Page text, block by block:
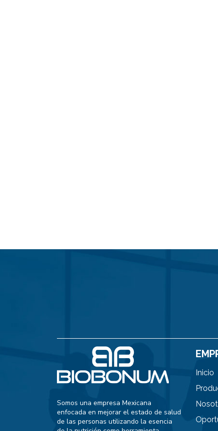
Somos una empresa Mexicana
enfocada en mejorar el estado de salud
de las personas utilizando la esencia
Inicio